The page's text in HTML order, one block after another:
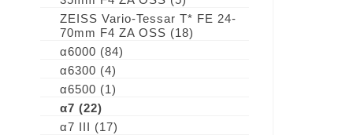
ZEISS Vario-Tessar T* FE 24-
70mm F4 ZA OSS (18)
α6000 (84)
α6300 (4)
α6500 (1)
α7 (22)
α7 III (17)